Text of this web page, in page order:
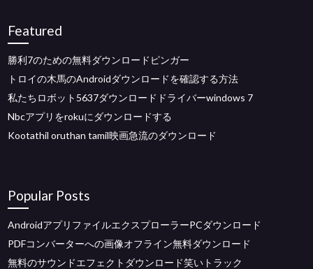
Featured
勝利7のための無料ダウンロードピンガー
トロイの木馬のAndroidダウンロードを確認する方法
私たちロボット5637ダウンロードドライバーwindows 7
Nbcアプリをrokuにダウンロードする
Kootathil oruthan tamil映画急流のダウンロード
Popular Posts
AndroidアプリファイルエクスプローラーPCダウンロード
PDFコンバーターへの画像オフライン無料ダウンロード
無料のサウンドエフェクトダウンロード笑いトラック